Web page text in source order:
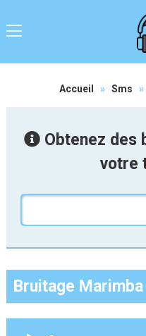
Accueil » Sms »
Obtenez des
votre
Bruitage